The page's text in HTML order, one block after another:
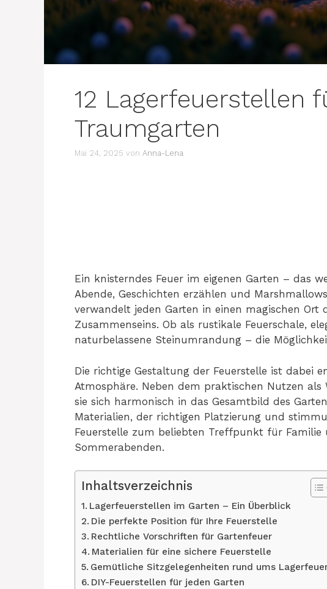
12 Lagerfeuerstellen
Traumgarten
Mai 24, 2025 von Anna-Lena
Ein knisterndes Feuer im eigenen Garten – das
Abende, Geschichten erzählen und
verwandelt jeden Garten in einen magischen Ort
Zusammenseins. Ob als rustikale Feuerschale,
naturbelassene Steinumrandung – die
Die richtige Gestaltung der Feuerstelle ist dabei
Atmosphäre. Neben dem praktischen Nutzen
sie sich harmonisch in das Gesamtbild des
Materialien, der richtigen Platzierung und
Feuerstelle zum beliebten Treffpunkt für Familie
Sommerabenden.
Inhaltsverzeichnis
Lagerfeuerstellen im Garten – Ein Überblick
Die perfekte Position für Ihre Feuerstelle
Rechtliche Vorschriften für Gartenfeuer
Materialien für eine sichere Feuerstelle
Gemütliche Sitzgelegenheiten rund ums
DIY-Feuerstellen für jeden Garten